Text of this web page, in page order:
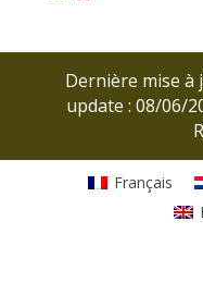
Dernière mise
update :
Français